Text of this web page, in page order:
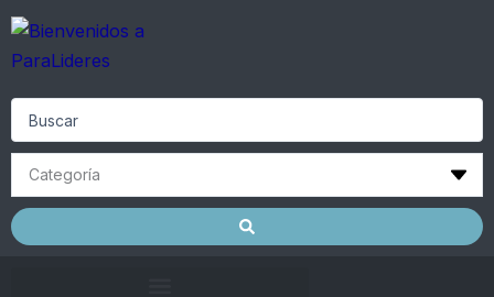
Skip
content